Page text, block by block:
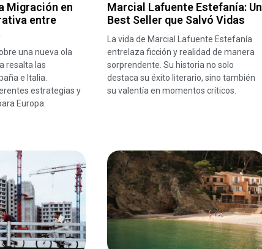
Migración en
entre
una nueva ola
resalta las
e Italia.
estrategias y
Europa.
Marcial Lafuente Estefanía: Un
Best Seller que Salvó Vidas
La vida de Marcial Lafuente Estefanía
entrelaza ficción y realidad de manera
sorprendente. Su historia no solo
destaca su éxito literario, sino también
su valentía en momentos críticos.